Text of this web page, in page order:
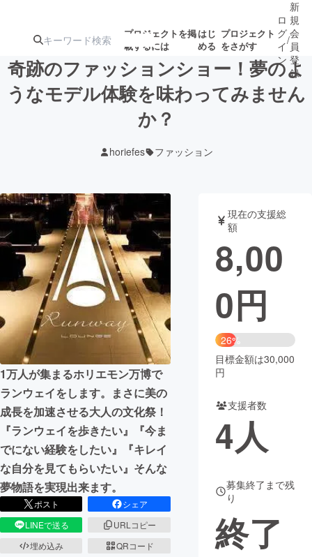
プロジェクトを掲
載するには
はじ
める
プロジェクト
をさがす
注目の新着プロ募集終了が近いプ
テクノロジー・ガジェット
映像・映画 書籍・雑誌
ビジネス・起業 チャレンジ
まちづくり・地域活性化
CAMPFIRE for Social Good
CAMPFIRE Creation
CAMPFIREふるさと納税 machi-ya コミュニティ
ロ
グ
イ
ン
/
新
規
会
員
登
録
奇跡のファッションショー！夢のよ
うなモデル体験を味わってみません
か？
horiefes ファッション
1万人が集まるホリエモン万博で
ランウェイをします。まさに美の
成長を加速させる大人の文化祭！
『ランウェイを歩きたい』『今ま
でにない経験をしたい』『キレイ
な自分を見てもらいたい』そんな
夢物語を実現出来ます。
ポスト
シェア
LINEで送る
URLコピー
埋め込み
QRコード
現在の支援総
額
8,00
0円
26%
目標金額は30,000
円
支援者数
4人
募集終了まで残
り
終了